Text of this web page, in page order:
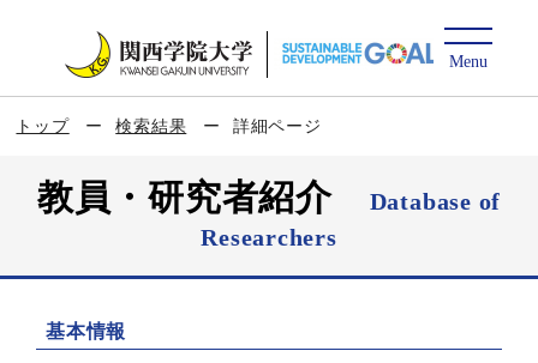
トップ 検索結果 詳細ページ
教員・研究者紹介
Database of
Researchers
基本情報